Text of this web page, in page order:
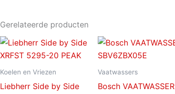
Gerelateerde producten
Koelen en Vriezen
Liebherr Side by Side
Vaatwassers
Bosch VAATWASSER